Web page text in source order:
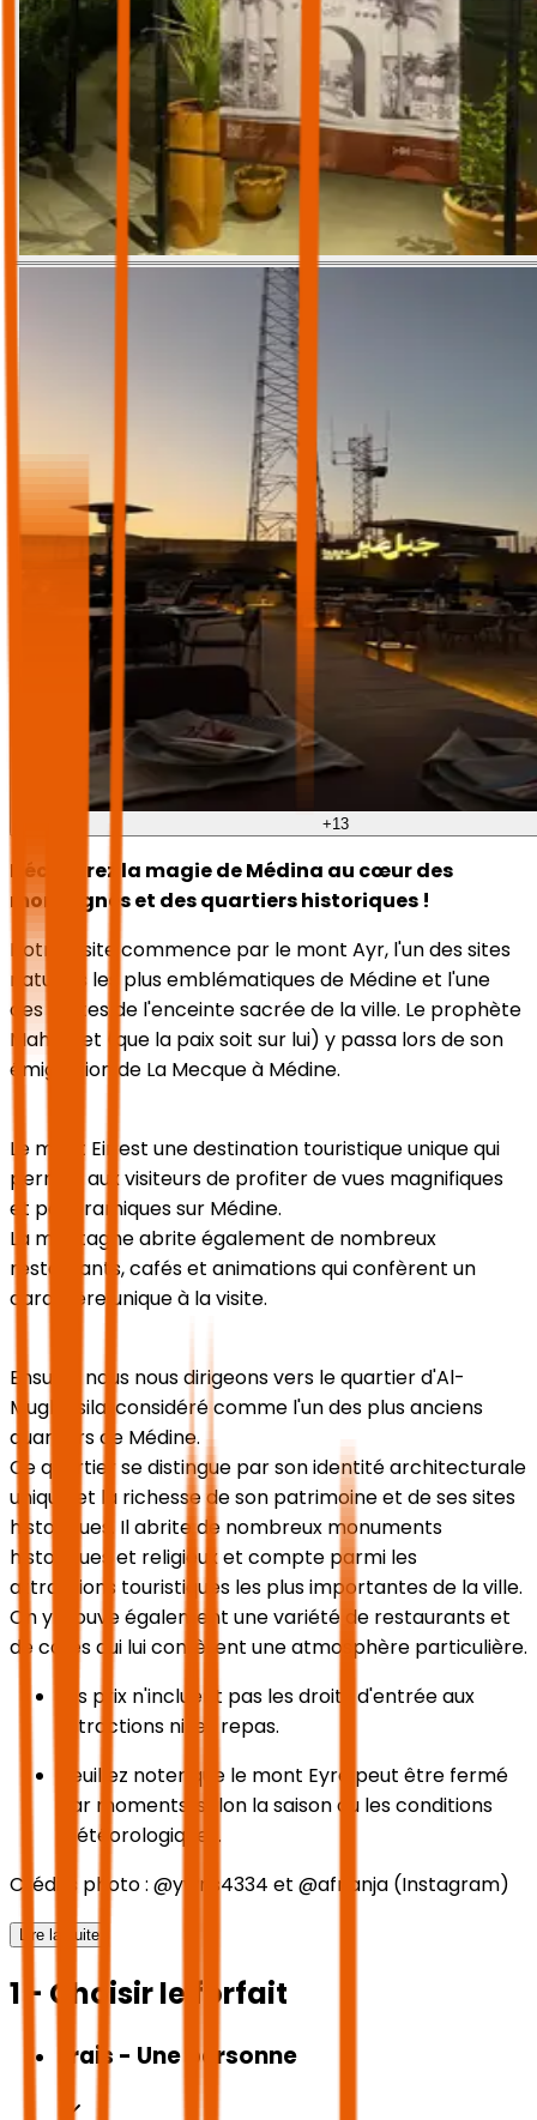
+13
Découvrez la magie de Médina au cœur des
montagnes et des quartiers historiques !
Notre visite commence par le mont Ayr, l'un des sites
naturels les plus emblématiques de Médine et l'une
des limites de l'enceinte sacrée de la ville. Le prophète
Mahomet (que la paix soit sur lui) y passa lors de son
émigration de La Mecque à Médine.
Le mont Eir est une destination touristique unique qui
permet aux visiteurs de profiter de vues magnifiques
et panoramiques sur Médine.
La montagne abrite également de nombreux
restaurants, cafés et animations qui confèrent un
caractère unique à la visite.
Ensuite, nous nous dirigeons vers le quartier d'Al-
Mughaisila, considéré comme l'un des plus anciens
quartiers de Médine.
Ce quartier se distingue par son identité architecturale
unique et la richesse de son patrimoine et de ses sites
historiques. Il abrite de nombreux monuments
historiques et religieux et compte parmi les
attractions touristiques les plus importantes de la ville.
On y trouve également une variété de restaurants et
de cafés qui lui confèrent une atmosphère particulière.
Les prix n'incluent pas les droits d'entrée aux
attractions ni les repas.
Veuillez noter que le mont Eyre peut être fermé
par moments, selon la saison ou les conditions
météorologiques.
Crédits photo : @ywns4334 et @afnanja (Instagram)
Lire la suite
1 - Choisir le forfait
Frais - Une personne